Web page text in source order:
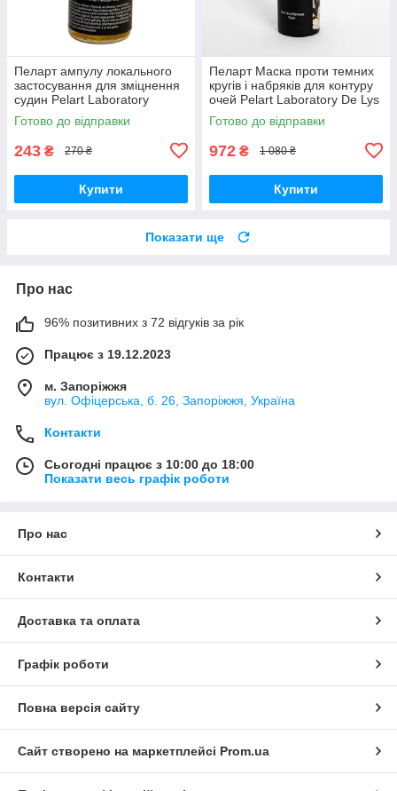
Пеларт ампулу локального
застосування для зміцнення
судин Pelart Laboratory
Apricot Line 2 мл
Готово до відправки
243 ₴ 270 ₴
Купити
Пеларт Маска проти темних
кругів і набряків для контуру
очей Pelart Laboratory De Lys
Blanc Line Dark Circle 50 мл
Готово до відправки
972 ₴ 1 080 ₴
Купити
Показати ще
Про нас
96% позитивних з 72 відгуків за рік
Працює з 19.12.2023
м. Запоріжжя
вул. Офіцерська, б. 26, Запоріжжя, Україна
Контакти
Сьогодні працює з 10:00 до 18:00
Показати весь графік роботи
Про нас
Контакти
Доставка та оплата
Графік роботи
Повна версія сайту
Сайт створено на маркетплейсі Prom.ua